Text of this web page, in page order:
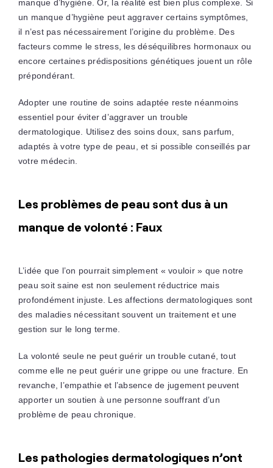
manque d’hygiène. Or, la réalité est bien plus complexe. Si
un manque d’hygiène peut aggraver certains symptômes,
il n’est pas nécessairement l’origine du problème. Des
facteurs comme le stress, les déséquilibres hormonaux ou
encore certaines prédispositions génétiques jouent un rôle
prépondérant.
Adopter une routine de soins adaptée reste néanmoins
essentiel pour éviter d’aggraver un trouble
dermatologique. Utilisez des soins doux, sans parfum,
adaptés à votre type de peau, et si possible conseillés par
votre médecin.
Les problèmes de peau sont dus à un
manque de volonté : Faux
L’idée que l’on pourrait simplement « vouloir » que notre
peau soit saine est non seulement réductrice mais
profondément injuste. Les affections dermatologiques sont
des maladies nécessitant souvent un traitement et une
gestion sur le long terme.
La volonté seule ne peut guérir un trouble cutané, tout
comme elle ne peut guérir une grippe ou une fracture. En
revanche, l’empathie et l’absence de jugement peuvent
apporter un soutien à une personne souffrant d’un
problème de peau chronique.
Les pathologies dermatologiques n’ont